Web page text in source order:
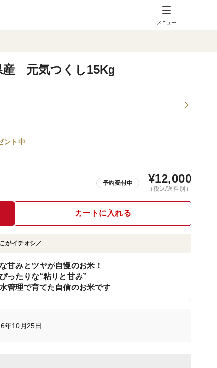
メニュー
元気つくし15Kg
ント中
予約受付中 ¥12,000
（税込/送料別）
カートに入れる
がイチオシ／
甘みとツヤが自慢のお米！
ったりな“粘りと甘み”
管理で育てた自信のお米です
年10月25日